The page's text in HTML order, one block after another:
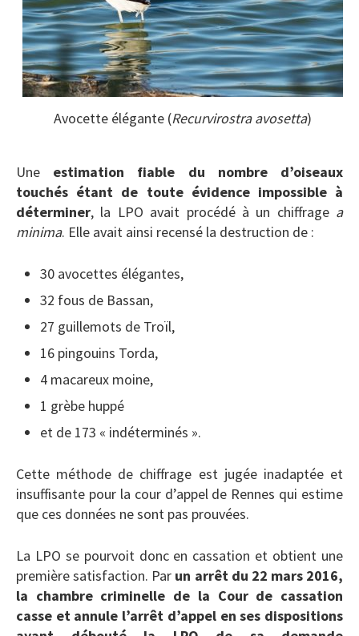
Avocette élégante (Recurvirostra avosetta)
Une estimation fiable du nombre d’oiseaux
touchés étant de toute évidence impossible à
déterminer, la LPO avait procédé à un chiffrage a
minima. Elle avait ainsi recensé la destruction de :
30 avocettes élégantes,
32 fous de Bassan,
27 guillemots de Troïl,
16 pingouins Torda,
4 macareux moine,
1 grèbe huppé
et de 173 « indéterminés ».
Cette méthode de chiffrage est jugée inadaptée et
insuffisante pour la cour d’appel de Rennes qui estime
que ces données ne sont pas prouvées.
La LPO se pourvoit donc en cassation et obtient une
première satisfaction. Par un arrêt du 22 mars 2016,
la chambre criminelle de la Cour de cassation
casse et annule l’arrêt d’appel en ses dispositions